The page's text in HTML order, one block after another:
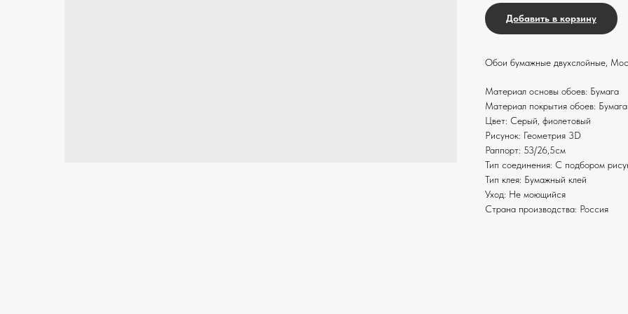
Добавить в корзину
Обои бумажные двухслойные,
Материал основы обоев: Бумага
Материал покрытия обоев: Бумага
Цвет: Серый, фиолетовый
Рисунок: Геометрия 3D
Раппорт: 53/26,5см
Тип соединения: С подбором
Тип клея: Бумажный клей
Уход: Не моющийся
Страна производства: Россия